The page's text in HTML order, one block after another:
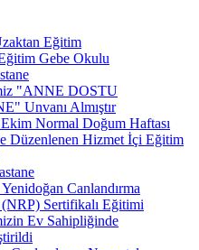
Eğitim
Gebe Okulu
"ANNE DOSTU
Unvanı Almıştır
Normal Doğum Haftası
Düzenlenen Hizmet İçi Eğitim
Yenidoğan Canlandırma
(NRP) Sertifikalı Eğitimi
Ev Sahipliğinde